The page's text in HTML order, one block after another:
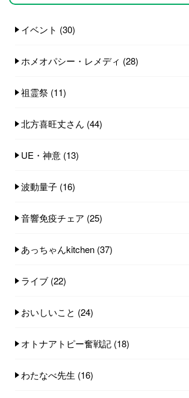
イベント (30)
ホメオパシー・レメディ (28)
祖霊祭 (11)
北方喜旺丈さん (44)
UE・神意 (13)
波動量子 (16)
音響免疫チェア (25)
あっちゃんkitchen (37)
ライブ (22)
おいしいこと (24)
オトナアトピー奮戦記 (18)
わたなべ先生 (16)